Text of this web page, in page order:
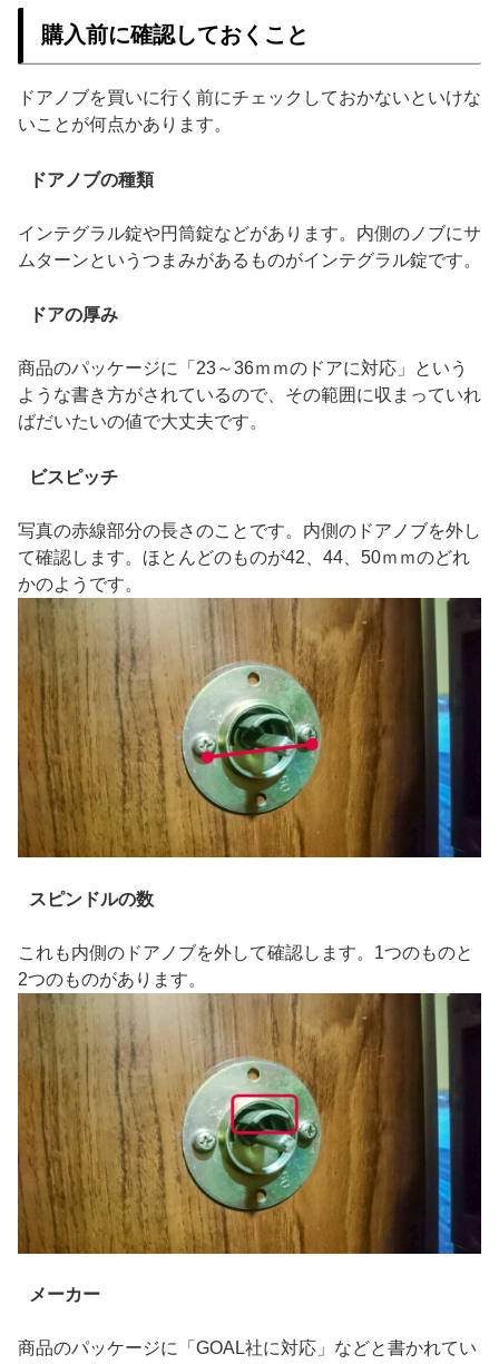
購入前に確認しておくこと
ドアノブを買いに行く前にチェックしておかないといけな
いことが何点かあります。
ドアノブの種類
インテグラル錠や円筒錠などがあります。内側のノブにサ
ムターンというつまみがあるものがインテグラル錠です。
ドアの厚み
商品のパッケージに「23～36ｍｍのドアに対応」という
ような書き方がされているので、その範囲に収まっていれ
ばだいたいの値で大丈夫です。
ビスピッチ
写真の赤線部分の長さのことです。内側のドアノブを外し
て確認します。ほとんどのものが42、44、50ｍｍのどれ
かのようです。
スピンドルの数
これも内側のドアノブを外して確認します。1つのものと
2つのものがあります。
メーカー
商品のパッケージに「GOAL社に対応」などと書かれてい